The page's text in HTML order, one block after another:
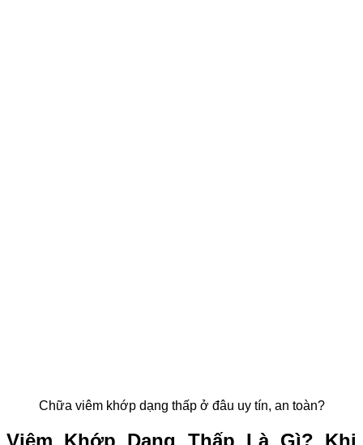
Chữa viêm khớp dạng thấp ở đâu uy tín, an toàn?
Viêm Khớp Dạng Thấp Là Gì? Khi